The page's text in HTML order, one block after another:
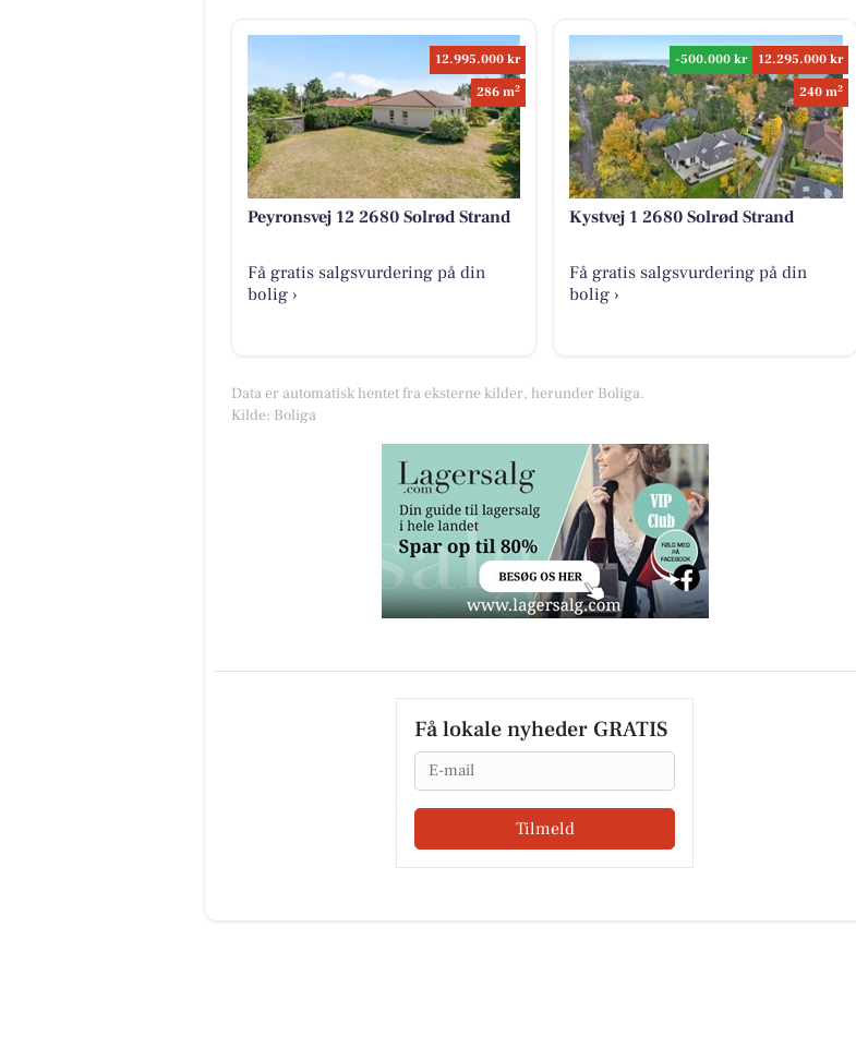
12.995.000 kr
286 m2
Peyronsvej 12 2680 Solrød Strand
Få gratis salgsvurdering på din
bolig ›
-500.000 kr
12.295.000 kr
240 m2
Kystvej 1 2680 Solrød Strand
Få gratis salgsvurdering på din
bolig ›
Data er automatisk hentet fra eksterne kilder, herunder Boliga.
Kilde: Boliga
Få lokale nyheder GRATIS
Email
Tilmeld